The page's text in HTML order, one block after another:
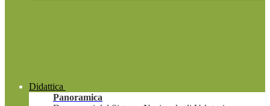
Didattica
Panoramica